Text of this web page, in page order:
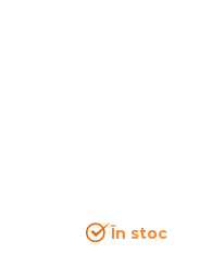
În stoc